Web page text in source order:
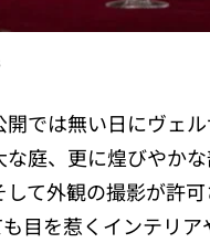
では無い日にヴェ
庭、更に煌びやか
て外観の撮影が許
目を惹くインテリ